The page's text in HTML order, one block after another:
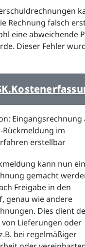
Rechnung falsch
eine abweichende
Dieser Fehler
Eingangsrechnung
im
erstellbar
kann nun
gemacht
Freigabe in den
genau wie andere
Dies dient
Lieferungen oder
bei regelmäßiger